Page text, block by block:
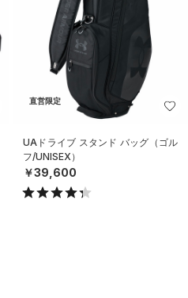
直営限定
UAドライブ スタンド バッグ（ゴル
フ/UNISEX）
￥39,600